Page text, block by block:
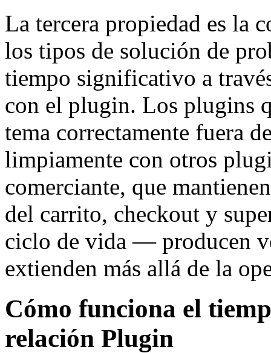
La tercera propiedad es la
los tipos de solución de
tiempo significativo a
con el plugin. Los plugins
tema correctamente fuera
limpiamente con otros
comerciante, que
del carrito, checkout y
ciclo de vida — producen
extienden más allá de la
Cómo funciona el
relación Plugin